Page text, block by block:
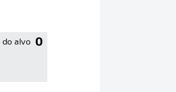
0
do alvo